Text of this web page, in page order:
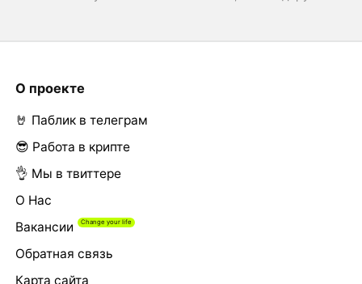
О проекте
🤘 Паблик в телеграм
😎 Работа в крипте
👌 Мы в твиттере
О Нас
Вакансии
Обратная связь
Карта сайта